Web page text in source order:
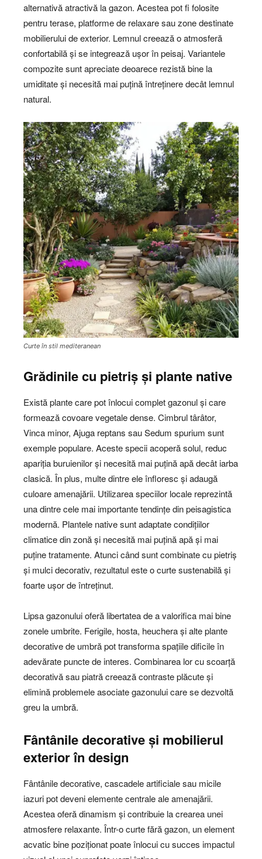
alternativă atractivă la gazon. Acestea pot fi folosite
pentru terase, platforme de relaxare sau zone destinate
mobilierului de exterior. Lemnul creează o atmosferă
confortabilă și se integrează ușor în peisaj. Variantele
compozite sunt apreciate deoarece rezistă bine la
umiditate și necesită mai puțină întreținere decât lemnul
natural.
Curte în stil mediteranean
Grădinile cu pietriș și plante native
Există plante care pot înlocui complet gazonul și care
formează covoare vegetale dense. Cimbrul târâtor,
Vinca minor, Ajuga reptans sau Sedum spurium sunt
exemple populare. Aceste specii acoperă solul, reduc
apariția buruienilor și necesită mai puțină apă decât iarba
clasică. În plus, multe dintre ele înfloresc și adaugă
culoare amenajării. Utilizarea speciilor locale reprezintă
una dintre cele mai importante tendințe din peisagistica
modernă. Plantele native sunt adaptate condițiilor
climatice din zonă și necesită mai puțină apă și mai
puține tratamente. Atunci când sunt combinate cu pietriș
și mulci decorativ, rezultatul este o curte sustenabilă și
foarte ușor de întreținut.
Lipsa gazonului oferă libertatea de a valorifica mai bine
zonele umbrite. Ferigile, hosta, heuchera și alte plante
decorative de umbră pot transforma spațiile dificile în
adevărate puncte de interes. Combinarea lor cu scoarță
decorativă sau piatră creează contraste plăcute și
elimină problemele asociate gazonului care se dezvoltă
greu la umbră.
Fântânile decorative și mobilierul
exterior în design
Fântânile decorative, cascadele artificiale sau micile
iazuri pot deveni elemente centrale ale amenajării.
Acestea oferă dinamism și contribuie la crearea unei
atmosfere relaxante. Într-o curte fără gazon, un element
acvatic bine poziționat poate înlocui cu succes impactul